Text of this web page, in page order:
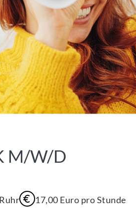
M/W/D
17,00 Euro pro Stunde